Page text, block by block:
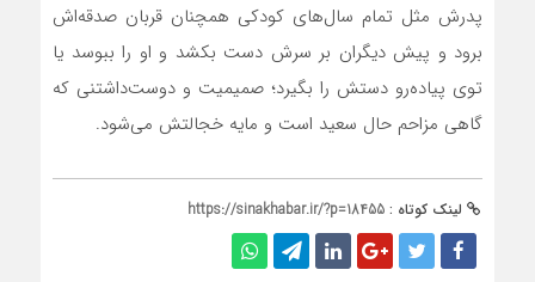
پدرش مثل تمام سال‌های کودکی همچنان قربان صدقه‌اش
برود و پیش دیگران بر سرش دست بکشد و او را ببوسد یا
توی پیاده‌رو دستش را بگیرد؛ صمیمیت و دوست‌داشتنی که
گاهی مزاحم حال سعید است و مایه خجالتش می‌شود.
لینک کوتاه : https://sinakhabar.ir/?p=18455